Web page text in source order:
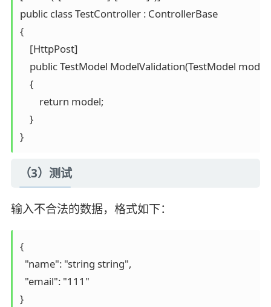
public class TestController : ControllerBase
{
    [HttpPost]
    public TestModel ModelValidation(TestModel model)
    {
        return model;
    }
}
（3）测试
输入不合法的数据，格式如下：
{
  "name": "string string",
  "email": "111"
}